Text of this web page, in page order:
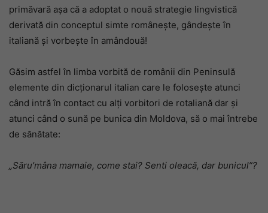
primăvară așa că a adoptat o nouă strategie lingvistică
derivată din conceptul simte românește, gândește în
italiană și vorbește în amândouă!
Găsim astfel în limba vorbită de românii din Peninsulă
elemente din dicționarul italian care le folosește atunci
când intră în contact cu alți vorbitori de rotaliană dar și
atunci când o sună pe bunica din Moldova, să o mai întrebe
de sănătate:
„Săru’mâna mamaie, come stai? Senti oleacă, dar bunicul”?